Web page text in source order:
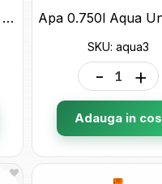
Apa 0.330l Aqua Unica KIDS piersica+mar aqua5
SKU: aqua3
- +
Adauga in cos